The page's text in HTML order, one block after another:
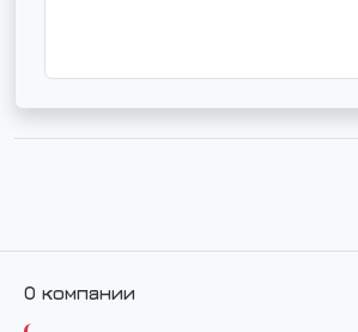
О компании